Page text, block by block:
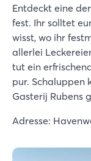
Entdeckt eine
fest. Ihr solltet
wisst, wo ihr
allerlei
tut ein
pur. Schaluppen
Gasterij Rubens
Adresse: